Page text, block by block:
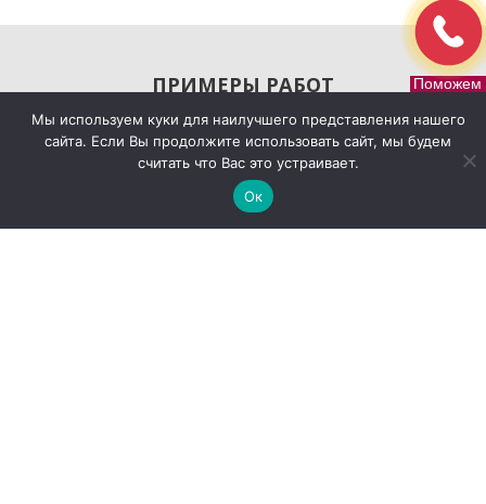
ПРИМЕРЫ РАБОТ
Поможем
Мы используем куки для наилучшего представления нашего
сайта. Если Вы продолжите использовать сайт, мы будем
считать что Вас это устраивает.
Ок